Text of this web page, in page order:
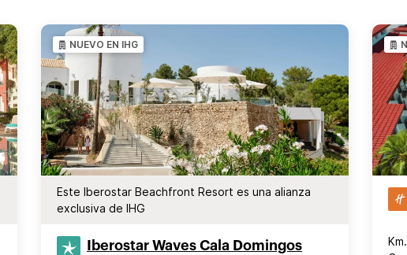
NUEVO EN IHG
Este Iberostar Beachfront Resort es una alianza
exclusiva de IHG
Iberostar Waves Cala Domingos